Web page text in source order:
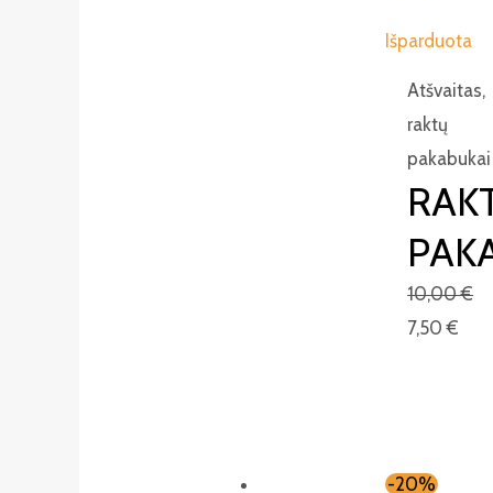
Išparduota
Atšvaitas,
raktų
pakabukai
10,00€
7,50€
-20%